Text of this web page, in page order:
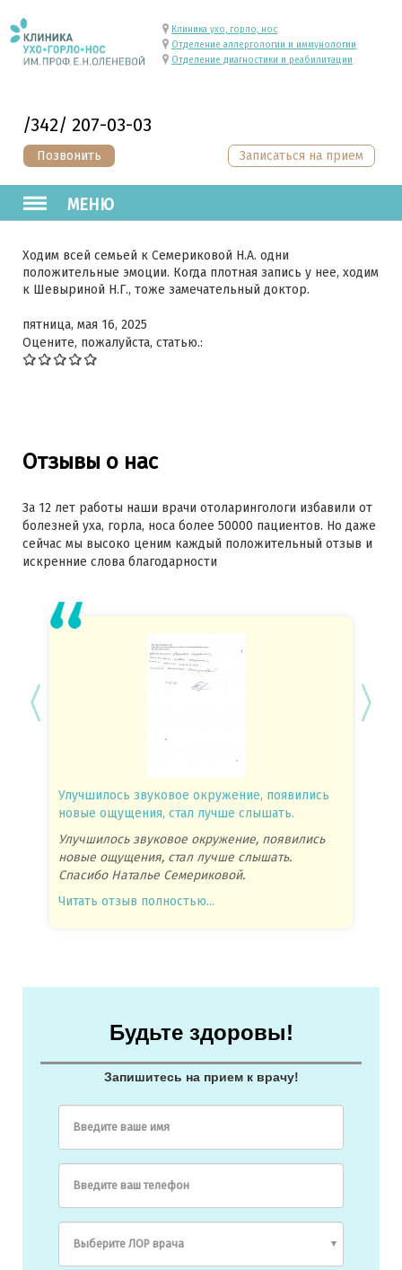
/342/ 207-03-03
Позвонить
Клиника ухо, горло, нос
Отделение аллергологии и иммунологии
Отделение диагностики и реабилитации
МЕНЮ
Записаться на прием
Ходим всей семьей к Семериковой Н.А. одни
положительные эмоции. Когда плотная запись у нее, ходим
к Шевыриной Н.Г., тоже замечательный доктор.
пятница, мая 16, 2025
Оцените, пожалуйста, статью.:
Отзывы о нас
За 12 лет работы наши врачи отоларингологи избавили от
болезней уха, горла, носа более 50000 пациентов. Но даже
сейчас мы высоко ценим каждый положительный отзыв и
искренние слова благодарности
Улучшилось звуковое окружение, появились
новые ощущения, стал лучше слышать.
Улучшилось звуковое окружение, появились
новые ощущения, стал лучше слышать.
Спасибо Наталье Семериковой.
Читать отзыв полностью...
Будьте здоровы!
Запишитесь на прием к врачу!
Введите ваше имя
Введите ваш телефон